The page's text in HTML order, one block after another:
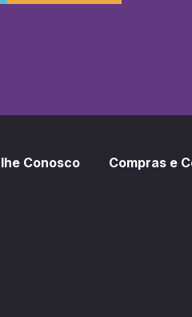
Conosco Compras e